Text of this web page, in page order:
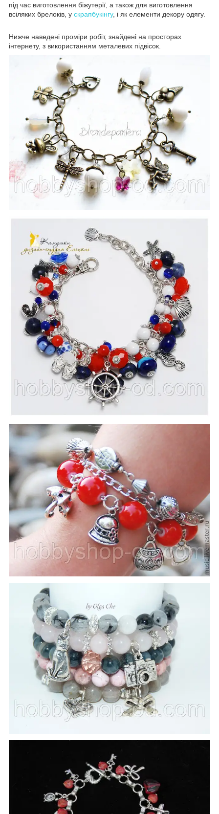
під час виготовлення біжутерії, а також для виготовлення
всіляких брелоків, у скрапбукінгу, і як елементи декору одягу.
Нижче наведені проміри робіт, знайдені на просторах
інтернету, з використанням металевих підвісок.